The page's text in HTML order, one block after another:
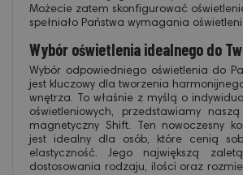
Możecie zatem skonfigurować
spełniało Państwa wymagania
Wybór oświetlenia idealnego do
Wybór odpowiedniego oświetlenia do
jest kluczowy dla tworzenia
wnętrza. To właśnie z myślą o
oświetleniowych, przedstawiamy
magnetyczny Shift. Ten nowoczesny
jest idealny dla osób, które cenią
elastyczność. Jego największą
dostosowania rodzaju, ilości oraz